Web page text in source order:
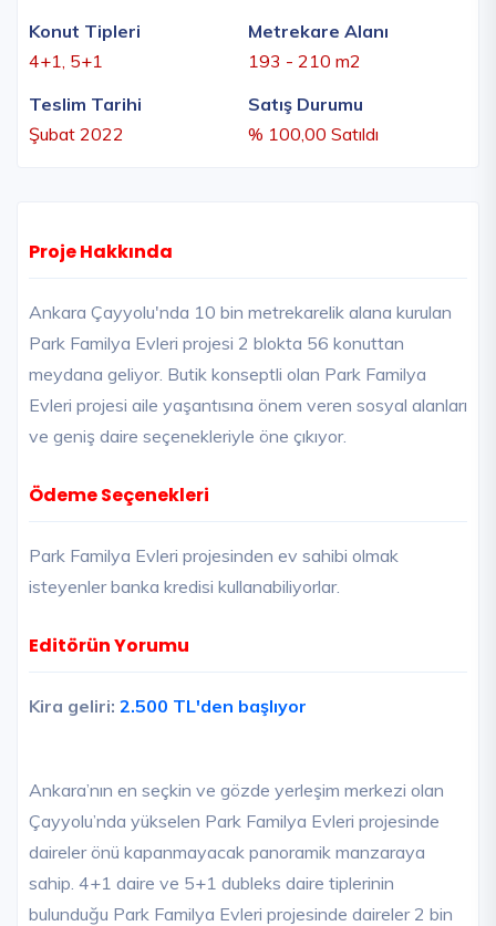
Konut Tipleri
4+1, 5+1
Metrekare Alanı
193 - 210 m2
Teslim Tarihi
Şubat 2022
Satış Durumu
% 100,00 Satıldı
Proje Hakkında
Ankara Çayyolu'nda 10 bin metrekarelik alana kurulan
Park Familya Evleri projesi 2 blokta 56 konuttan
meydana geliyor. Butik konseptli olan Park Familya
Evleri projesi aile yaşantısına önem veren sosyal alanları
ve geniş daire seçenekleriyle öne çıkıyor.
Ödeme Seçenekleri
Park Familya Evleri projesinden ev sahibi olmak
isteyenler banka kredisi kullanabiliyorlar.
Editörün Yorumu
Kira geliri: 2.500 TL'den başlıyor
Ankara’nın en seçkin ve gözde yerleşim merkezi olan
Çayyolu’nda yükselen Park Familya Evleri projesinde
daireler önü kapanmayacak panoramik manzaraya
sahip. 4+1 daire ve 5+1 dubleks daire tiplerinin
bulunduğu Park Familya Evleri projesinde daireler 2 bin